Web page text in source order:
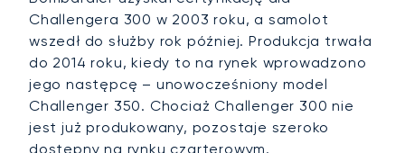
Challengera 300 w 2003 roku, a samolot
wszedł do służby rok później. Produkcja trwała
do 2014 roku, kiedy to na rynek wprowadzono
jego następcę – unowocześniony model
Challenger 350. Chociaż Challenger 300 nie
jest już produkowany, pozostaje szeroko
dostępny na rynku czarterowym.